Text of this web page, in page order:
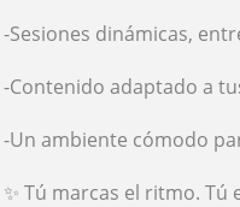
-Sesiones dinámicas,
-Contenido adaptado a
-Un ambiente cómodo
✨ Tú marcas el ritmo. Tú